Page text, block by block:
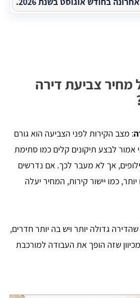
צביעת דירה
: מצב הקירות לפני הצביעה הוא גורם
אמור לבצע תיקונים קלים כמו סתימת
אך לא מעבר לכך. אם נדרשים
יותר, כמו יישור קירות, המחיר יעלה
גדולה יותר ויש בה יותר חדרים,
שזה הופך את העבודה למורכבת